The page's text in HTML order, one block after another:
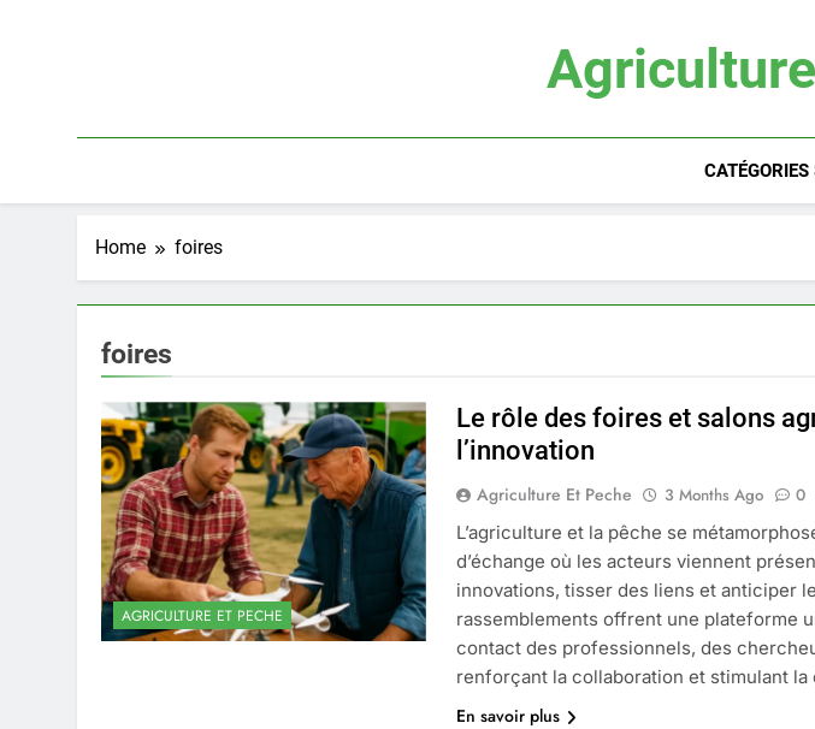
Home foires
foires
AGRICULTURE ET PECHE
Le rôle des foires et salons
l’innovation
Agriculture Et Peche 3 Months Ago 0
L’agriculture et la pêche se
d’échange où les acteurs viennent
innovations, tisser des liens et anticiper
rassemblements offrent une plateforme
contact des professionnels, des
renforçant la collaboration et stimulant
En savoir plus